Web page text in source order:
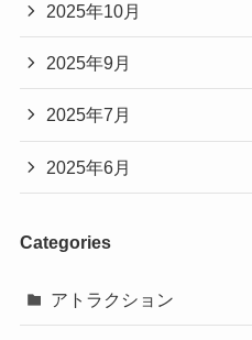
2025年10月
2025年9月
2025年7月
2025年6月
Categories
アトラクション